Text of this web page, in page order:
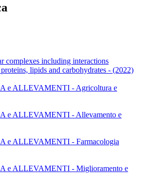
complexes including interactions
lipids and carbohydrates - (2022)
e ALLEVAMENTI - Agricoltura e
e ALLEVAMENTI - Allevamento e
e ALLEVAMENTI - Farmacologia
e ALLEVAMENTI - Miglioramento e